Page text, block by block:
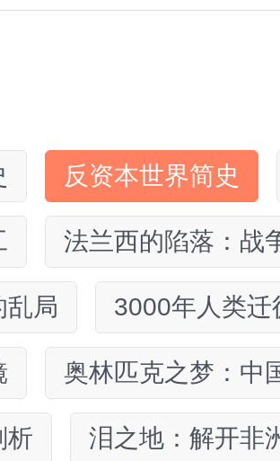
反资本世界简史
法兰西的陷落：战
乱局 3000年人类迁
奥林匹克之梦：中
析 泪之地：解开非